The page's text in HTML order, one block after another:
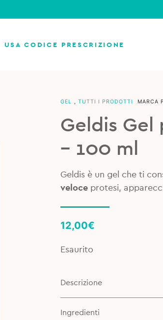
USA CODICE PRESCRIZIONE
GEL , TUTTI I PRODOTTI MARCA
Geldis Gel
– 100 ml
Geldis è un gel che ti
veloce protesi,
12,00€
Esaurito
Descrizione
Ingredienti